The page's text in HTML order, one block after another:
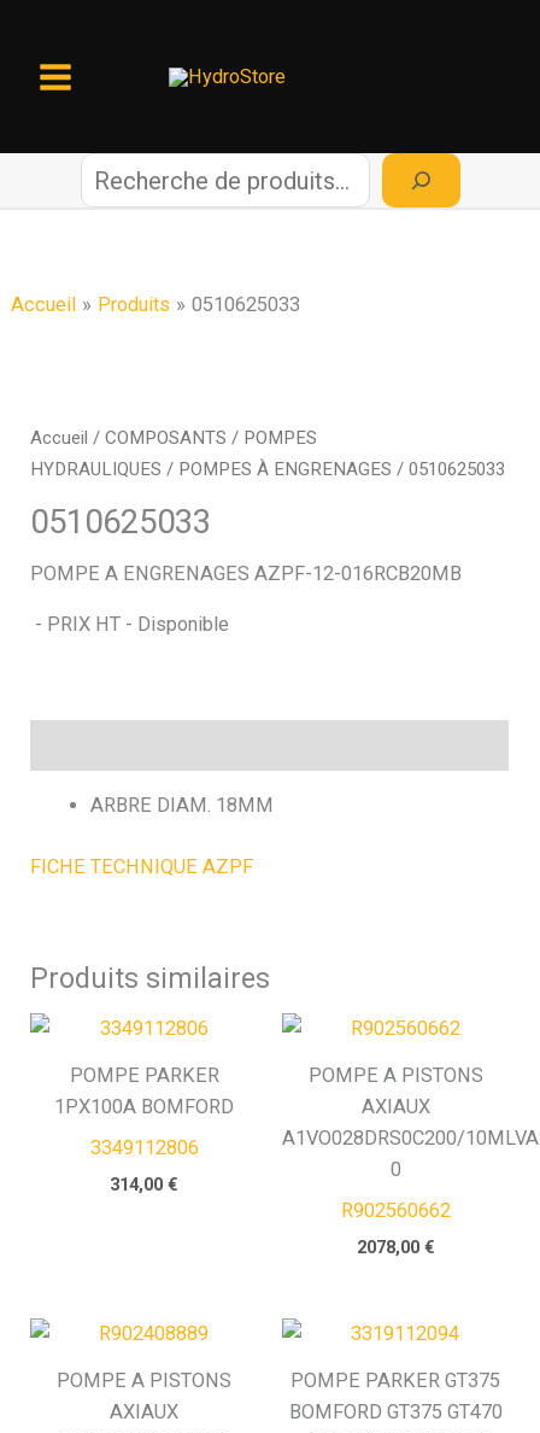
contenu
c
r
c
Accueil Produits 0510625033
Accueil /COMPOSANTS / POMPES
HYDRAULIQUES / POMPES À ENGRENAGES / 0510625033
0510625033
POMPE A ENGRENAGES AZPF-12-016RCB20MB
- PRIX HT - Disponible
ARBRE DIAM. 18MM
FICHE TECHNIQUE AZPF
Produits similaires
POMPE PARKER
1PX100A BOMFORD
3349112806
314,00€
POMPE A PISTONS
AXIAUX
A1VO028DRS0C200/
0
R902560662
2078,00 €
POMPE A PISTONS
AXIAUX
POMPE PARKER GT375
BOMFORD GT375 GT470